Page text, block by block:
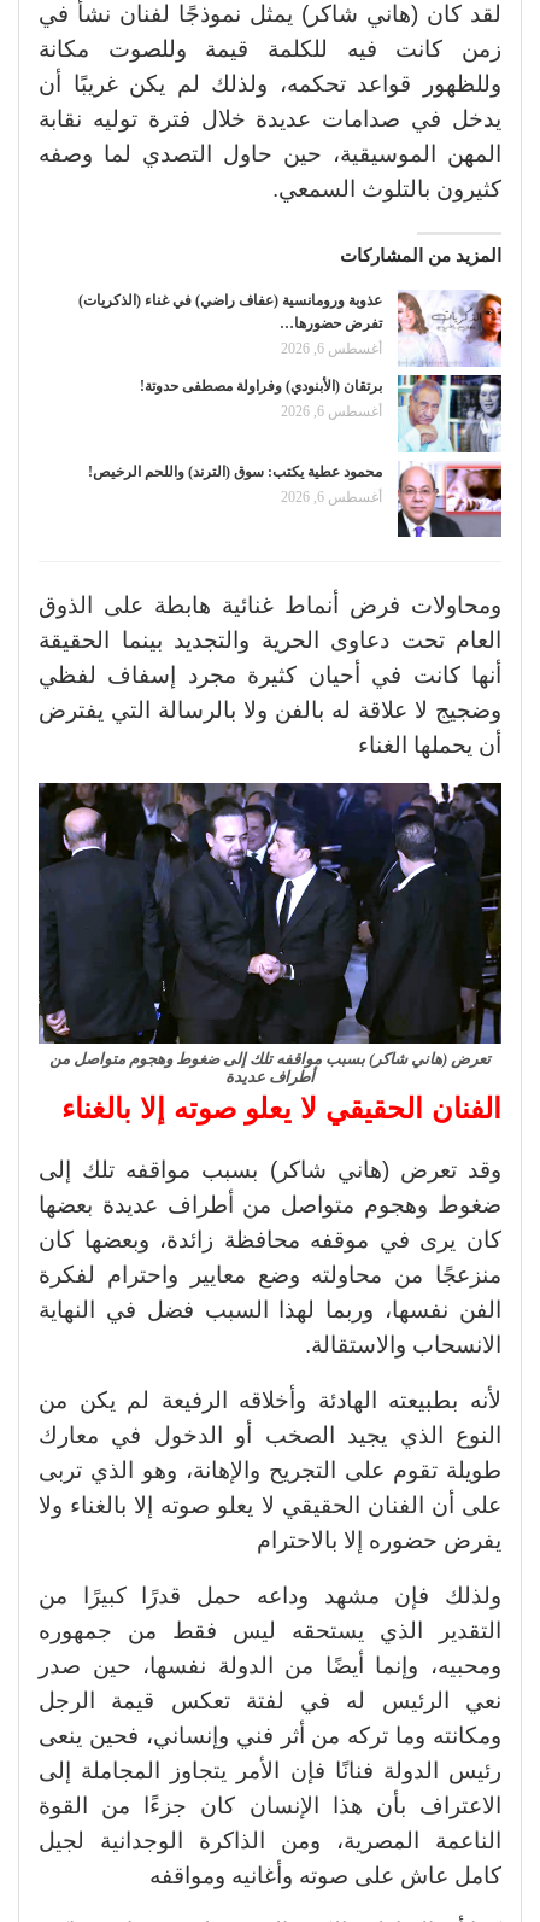
لقد كان (هاني شاكر) يمثل نموذجًا لفنان نشأ في
زمن كانت فيه للكلمة قيمة وللصوت مكانة
وللظهور قواعد تحكمه، ولذلك لم يكن غريبًا أن
يدخل في صدامات عديدة خلال فترة توليه نقابة
المهن الموسيقية، حين حاول التصدي لما وصفه
كثيرون بالتلوث السمعي.
المزيد من المشاركات
عذوبة ورومانسية (عفاف راضي) في غناء (الذكريات)
تفرض حضورها…
أغسطس 6, 2026
برتقان (الأبنودي) وفراولة مصطفى حدوتة!
أغسطس 6, 2026
محمود عطية يكتب: سوق (الترند) واللحم الرخيص!
أغسطس 6, 2026
ومحاولات فرض أنماط غنائية هابطة على الذوق
العام تحت دعاوى الحرية والتجديد بينما الحقيقة
أنها كانت في أحيان كثيرة مجرد إسفاف لفظي
وضجيج لا علاقة له بالفن ولا بالرسالة التي يفترض
أن يحملها الغناء
تعرض (هاني شاكر) بسبب مواقفه تلك إلى ضغوط وهجوم متواصل من
أطراف عديدة
الفنان الحقيقي لا يعلو صوته إلا بالغناء
وقد تعرض (هاني شاكر) بسبب مواقفه تلك إلى
ضغوط وهجوم متواصل من أطراف عديدة بعضها
كان يرى في موقفه محافظة زائدة، وبعضها كان
منزعجًا من محاولته وضع معايير واحترام لفكرة
الفن نفسها، وربما لهذا السبب فضل في النهاية
الانسحاب والاستقالة.
لأنه بطبيعته الهادئة وأخلاقه الرفيعة لم يكن من
النوع الذي يجيد الصخب أو الدخول في معارك
طويلة تقوم على التجريح والإهانة، وهو الذي تربى
على أن الفنان الحقيقي لا يعلو صوته إلا بالغناء ولا
يفرض حضوره إلا بالاحترام
ولذلك فإن مشهد وداعه حمل قدرًا كبيرًا من
التقدير الذي يستحقه ليس فقط من جمهوره
ومحبيه، وإنما أيضًا من الدولة نفسها، حين صدر
نعي الرئيس له في لفتة تعكس قيمة الرجل
ومكانته وما تركه من أثر فني وإنساني، فحين ينعى
رئيس الدولة فنانًا فإن الأمر يتجاوز المجاملة إلى
الاعتراف بأن هذا الإنسان كان جزءًا من القوة
الناعمة المصرية، ومن الذاكرة الوجدانية لجيل
كامل عاش على صوته وأغانيه ومواقفه